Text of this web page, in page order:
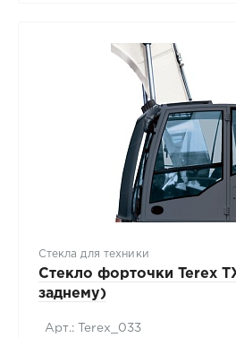
Стекла для техники
Стекло форточки Terex
заднему)
Арт.: Terex_033